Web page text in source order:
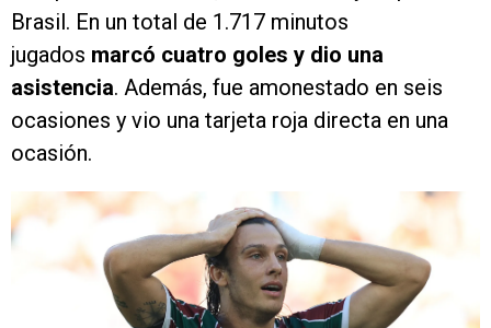
Brasil. En un total de 1.717 minutos
jugados marcó cuatro goles y dio una
asistencia. Además, fue amonestado en seis
ocasiones y vio una tarjeta roja directa en una
ocasión.